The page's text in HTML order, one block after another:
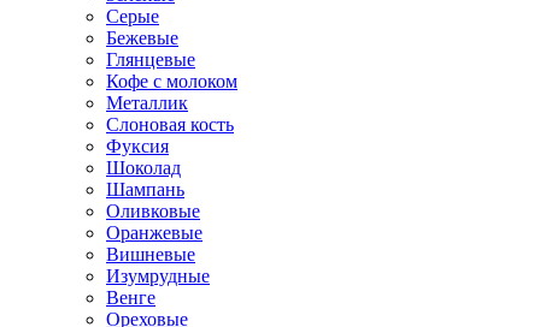
Серые
Бежевые
Глянцевые
Кофе с молоком
Металлик
Слоновая кость
Фуксия
Шоколад
Шампань
Оливковые
Оранжевые
Вишневые
Изумрудные
Венге
Ореховые